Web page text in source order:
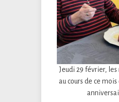
Jeudi 29 février, les
au cours de ce